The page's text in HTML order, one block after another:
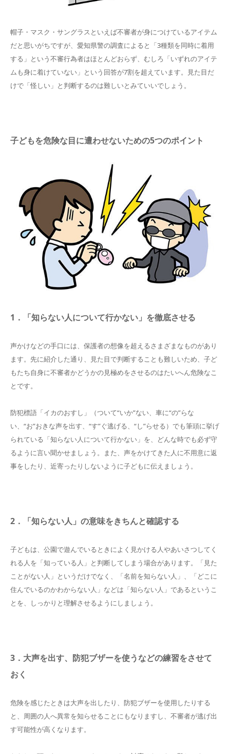
帽子・マスク・サングラスといえば不審者が身につけているアイテム
だと思いがちですが、愛知県警の調査によると「3種類を同時に着用
する」という不審行為者はほとんどおらず、むしろ「いずれのアイテ
ムも身に着けていない」という回答が7割を超えています。見た目だ
けで「怪しい」と判断するのは難しいとみていいでしょう。
子どもを危険な目に遭わせないための5つのポイント
1．「知らない人について行かない」を徹底させる
声かけなどの手口には、保護者の想像を超えるさまざまなものがあり
ます。先に紹介した通り、見た目で判断することも難しいため、子ど
もたち自身に不審者かどうかの見極めをさせるのはたいへん危険なこ
とです。
防犯標語「イカのおすし」（ついて“いか”ない、車に“の”らな
い、“お”おきな声を出す、“す”ぐ逃げる、“し”らせる）でも筆頭に挙げ
られている「知らない人について行かない」を、どんな時でも必ず守
るように言い聞かせましょう。また、声をかけてきた人に不用意に返
事をしたり、近寄ったりしないように子どもに伝えましょう。
2．「知らない人」の意味をきちんと確認する
子どもは、公園で遊んでいるときによく見かける人やあいさつしてく
れる人を「知っている人」と判断してしまう場合があります。「見た
ことがない人」というだけでなく、「名前を知らない人」、「どこに
住んでいるのかわからない人」などは「知らない人」であるというこ
とを、しっかりと理解させるようにしましょう。
3．大声を出す、防犯ブザーを使うなどの練習をさせて
おく
危険を感じたときは大声を出したり、防犯ブザーを使用したりする
と、周囲の人へ異常を知らせることにもなりますし、不審者が逃げ出
す可能性が高くなります。